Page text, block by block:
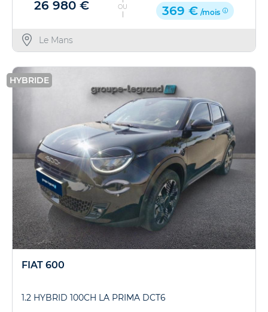
26 980 € OU 369 € /mois
Le Mans
HYBRIDE
FIAT 600
1.2 HYBRID 100CH LA PRIMA DCT6